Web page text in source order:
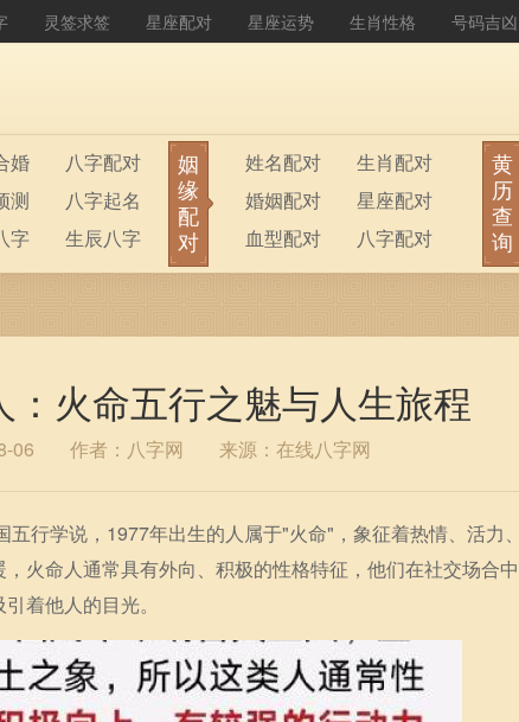
灵签求签 星座配对 星座运势 生肖性格 号码吉凶
婚
八字配对
测
八字起名
字
生辰八字
子
八字排盘
姻
缘
配
对
姓名配对
生肖配对
婚姻配对
星座配对
血型配对
八字配对
黄
历
查
询
：火命五行之魅与人生旅程
06 作者：八字网 来源：在线八字网
行学说，1977年出生的人属于"火命"，象征着热情、活力
火命人通常具有外向、积极的性格特征，他们在社交场合
着他人的目光。